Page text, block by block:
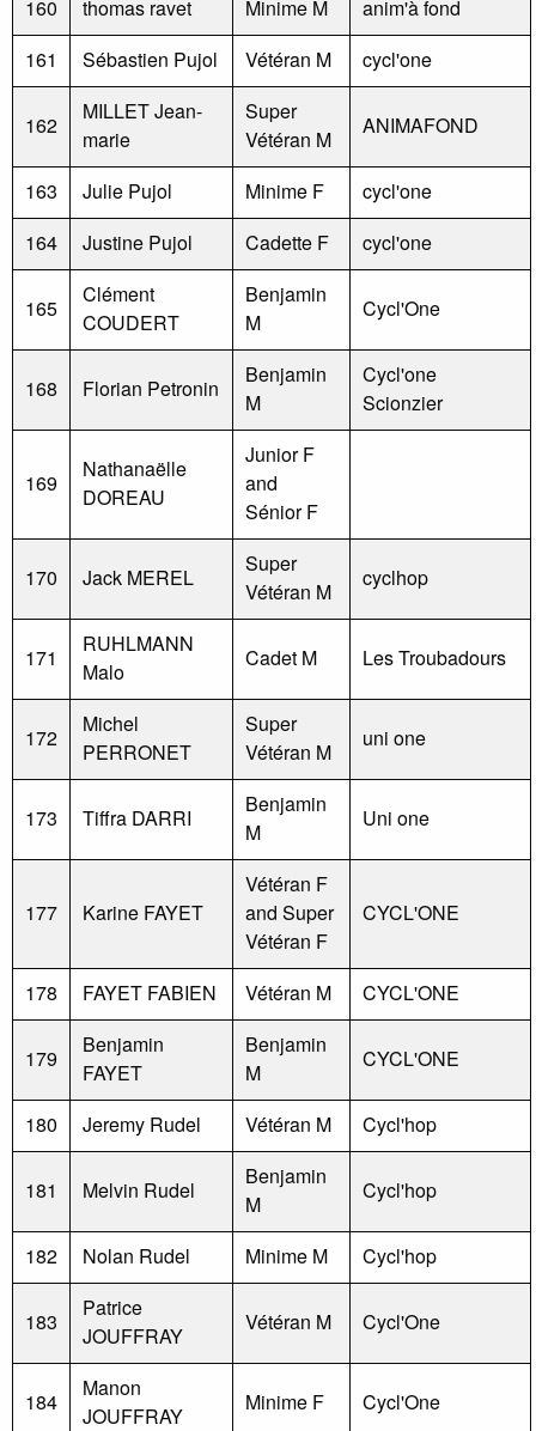
160 thomas ravet Minime M
anim'à fond
161
Sébastien Pujol Vétéran M cycl'one
162
MILLET Jean-
marie
Super
Vétéran M
ANIMAFOND
163 Julie Pujol Minime F
cycl'one
164
Justine Pujol Cadette F cycl'one
165
Clément
COUDERT
Benjamin
M
Cycl'One
168 Florian Petronin
Benjamin
M
Cycl'one
Scionzier
169
Nathanaëlle
DOREAU
Junior F
and
Sénior F
170 Jack MEREL
Super
Vétéran M
cyclhop
171
RUHLMANN
Malo
Cadet M Les Troubadours
172
Michel
PERRONET
Super
Vétéran M
uni one
173 Tiffra DARRI
Benjamin
M
Uni one
177 Karine FAYET
Vétéran F
and Super
Vétéran F
CYCL'ONE
178 FAYET FABIEN Vétéran M CYCL'ONE
179
Benjamin
FAYET
Benjamin
M
CYCL'ONE
180 Jeremy Rudel Vétéran M Cycl'hop
181 Melvin Rudel
Benjamin
M
Cycl'hop
182 Nolan Rudel Minime M Cycl'hop
183
Patrice
JOUFFRAY
Vétéran M Cycl'One
184
Manon
JOUFFRAY
Minime F Cycl'One